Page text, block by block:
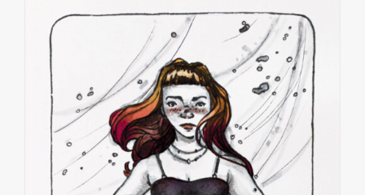
IN DEN WARENKORB / DETAILS